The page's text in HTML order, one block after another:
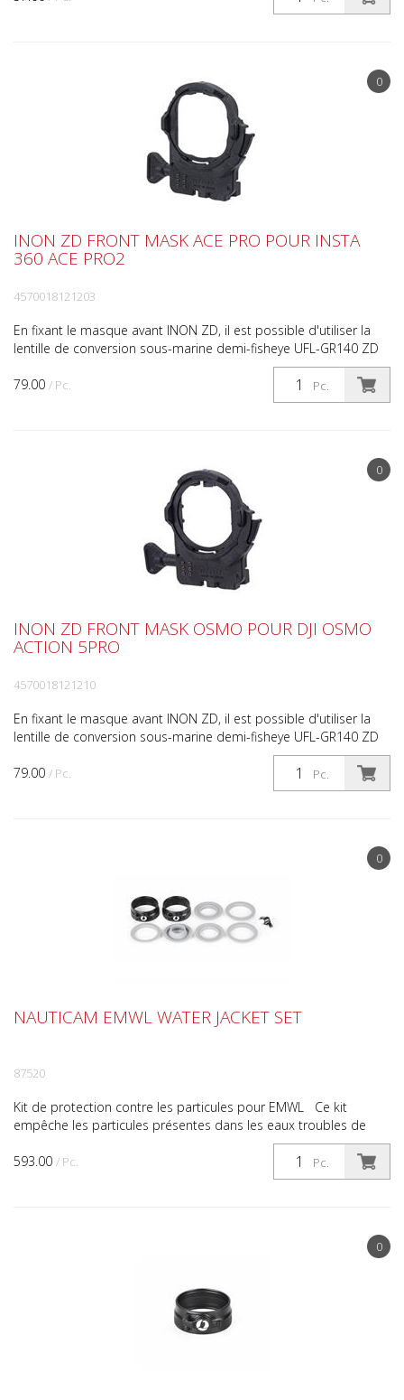
0
79.00 / Pc. Pc.
INON ZD FRONT MASK ACE PRO POUR INSTA
360 ACE PRO2
4570018121203
En fixant le masque avant INON ZD, il est possible d'utiliser la
lentille de conversion sous-marine demi-fisheye UFL-GR140 ZD
0
79.00 / Pc. Pc.
INON ZD FRONT MASK OSMO POUR DJI OSMO
ACTION 5PRO
4570018121210
En fixant le masque avant INON ZD, il est possible d'utiliser la
lentille de conversion sous-marine demi-fisheye UFL-GR140 ZD
0
593.00 / Pc. Pc.
NAUTICAM EMWL WATER JACKET SET
87520
Kit de protection contre les particules pour EMWL Ce kit
empêche les particules présentes dans les eaux troubles de
pénétrer entre les différentes unités optiques du Na...
0